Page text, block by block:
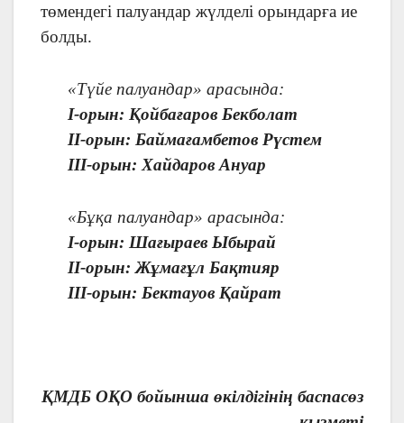
төмендегі палуандар жүлделі орындарға ие
болды.
«Түйе палуандар» арасында:
I-орын: Қойбағаров Бекболат
II-орын: Баймағамбетов Рүстем
III-орын: Хайдаров Ануар
«Бұқа палуандар» арасында:
I-орын: Шағыраев Ыбырай
II-орын: Жұмағұл Бақтияр
III-орын: Бектауов Қайрат
ҚМДБ ОҚО бойынша өкілдігінің баспасөз